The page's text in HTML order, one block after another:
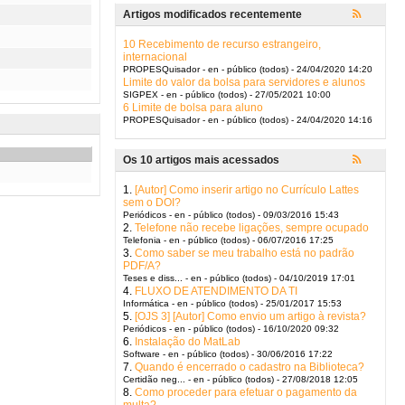
Artigos modificados recentemente
10 Recebimento de recurso estrangeiro,
internacional
PROPESQuisador - en - público (todos) - 24/04/2020 14:20
Limite do valor da bolsa para servidores e alunos
SIGPEX - en - público (todos) - 27/05/2021 10:00
6 Limite de bolsa para aluno
PROPESQuisador - en - público (todos) - 24/04/2020 14:16
Os 10 artigos mais acessados
1. [Autor] Como inserir artigo no Currículo Lattes
sem o DOI?
Periódicos - en - público (todos) - 09/03/2016 15:43
2. Telefone não recebe ligações, sempre ocupado
Telefonia - en - público (todos) - 06/07/2016 17:25
3. Como saber se meu trabalho está no padrão
PDF/A?
Teses e diss... - en - público (todos) - 04/10/2019 17:01
4. FLUXO DE ATENDIMENTO DA TI
Informática - en - público (todos) - 25/01/2017 15:53
5. [OJS 3] [Autor] Como envio um artigo à revista?
Periódicos - en - público (todos) - 16/10/2020 09:32
6. Instalação do MatLab
Software - en - público (todos) - 30/06/2016 17:22
7. Quando é encerrado o cadastro na Biblioteca?
Certidão neg... - en - público (todos) - 27/08/2018 12:05
8. Como proceder para efetuar o pagamento da